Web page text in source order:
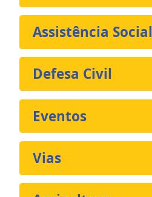
Assistência Social
Defesa Civil
Eventos
Vias